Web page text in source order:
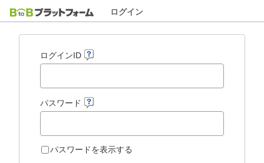
ログイン
ログインID
パスワード
パスワードを表示する